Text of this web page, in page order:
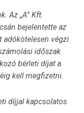
Az „A” Kft.
bejelentette az
adókötelesen végzi
időszak
bérleti díjat a
kell megfizetni.
díjjal kapcsolatos